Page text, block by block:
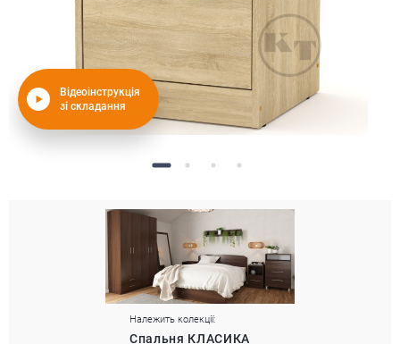
Відеоінструкція
зі складання
Належить колекції:
Спальня КЛАСИКА